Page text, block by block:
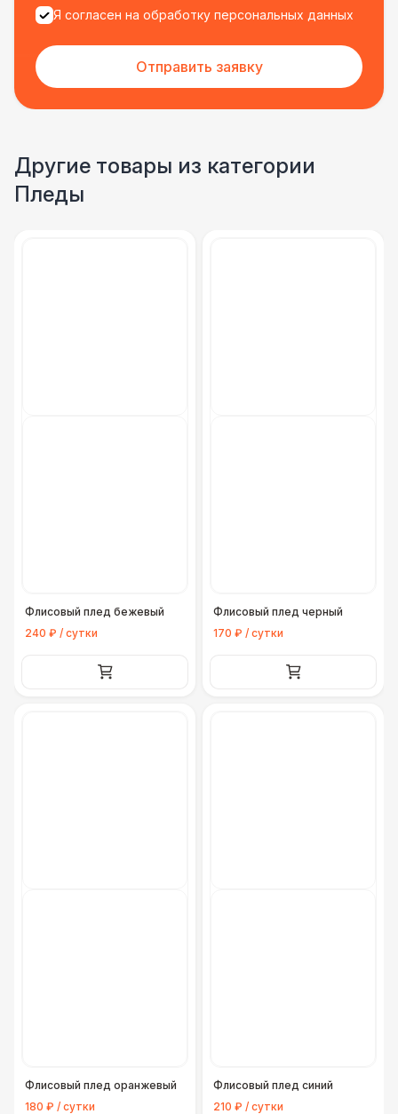
Я согласен на обработку персональных данных
Отправить заявку
Другие товары из категории
Пледы
Флисовый плед бежевый
240 ₽ / сутки
Флисовый плед черный
170 ₽ / сутки
Флисовый плед оранжевый
180 ₽ / сутки
Флисовый плед синий
210 ₽ / сутки